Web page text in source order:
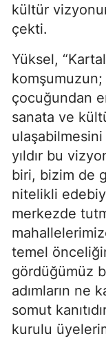
kültür
çekti.
Yüksel,
komşumuzun;
çocuğundan
sanata ve
yıldır bu
biri, bizim de
nitelikli
merkezde
temel
gördüğümüz
adımların ne
somut
kurulu